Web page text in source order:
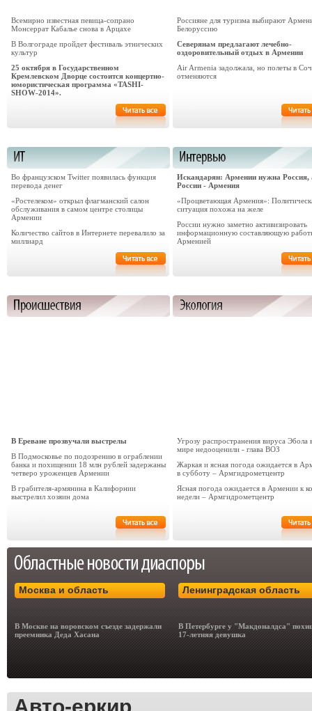
Всемирно известная певица-сопрано
Монсеррат Кабалье снова в Арцахе
В Волгограде пройдет фестиваль этнических
культур
25 октября в Государственном
Кремлевском Дворце состоится концертно-
юмористическая программа «TASHI-
SHOW-2014».
Россияне для туризма выбирают
Белоруссию
Северянам предлагают лечебно-
оздоровительный отдых в Армении
Air Armenia задолжала, но полеты в
отменяются
Во французском Twitter появилась функция
перевода денег
«Ростелеком» открыл флагманский салон
обслуживания в самом центре столицы
Армении
Количество сайтов в Интернете перевалило за
миллиард
Искандарян: Армении нужна Россия,
России - Армения
«Процветающая Армения»:
ситуация похожа на желе
России нужно заметно активизировать
информационную составляющую
Арменией
В Ереване прозвучали выстрелы
В Подмосковье по подозрению в ограблении
банка и похищении 18 млн рублей задержаны
четверо уроженцев Армении
В грабителя-армянина в Калифорнии
выстрелил хозяин дома
Угрозу распространения вируса Эбола
мире недооценили - глава ВОЗ
Жаркая и ясная погода ожидается в
в субботу – Армгидрометцентр
Ясная погода ожидается в Армении к
недели – Армгидрометцентр
Москва и область
В Москве на воровском съезде задержали
преемника Деда Хасана
Ленинградская область
В Петербурге у "Макдоналдса"
17-летняя девушка